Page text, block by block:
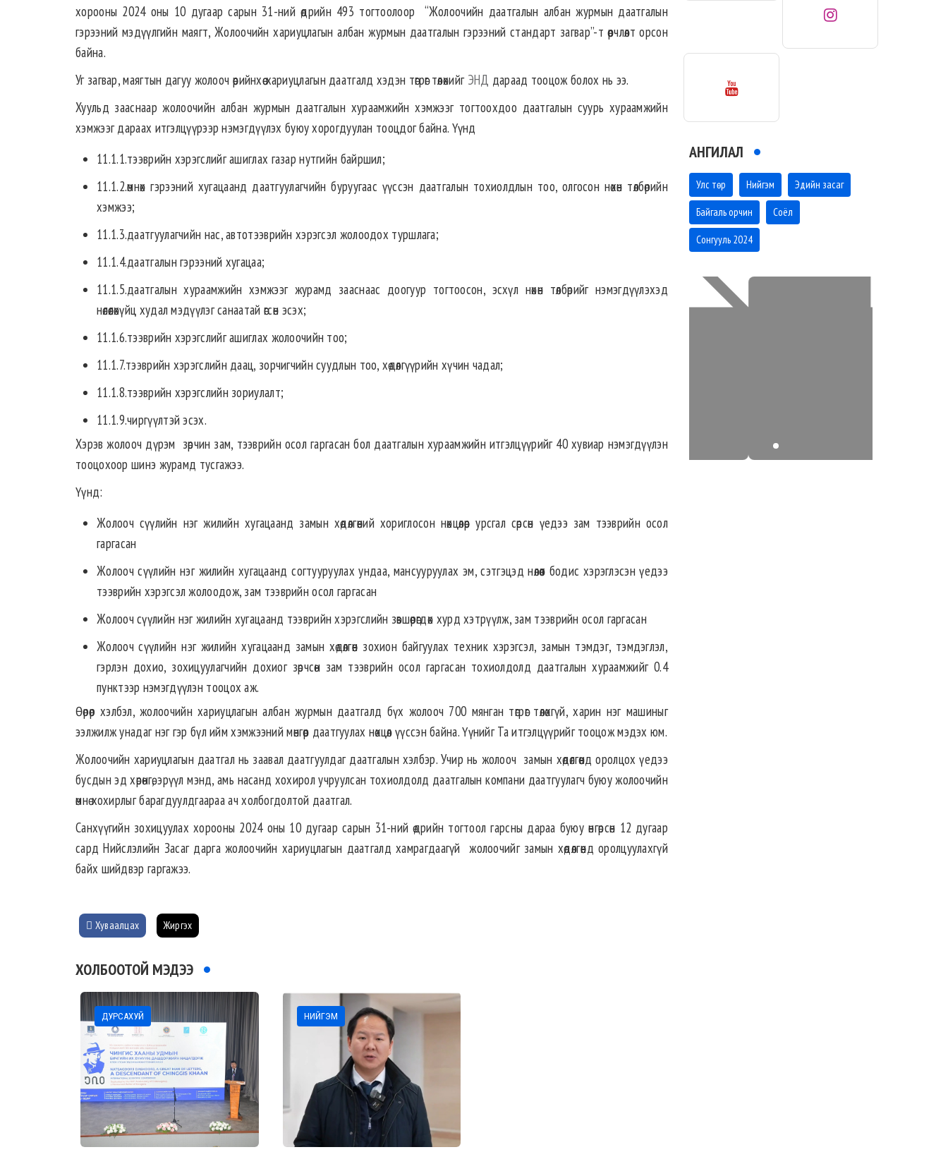
хорооны 2024 оны 10 дугаар сарын 31-ний өдрийн 493 тогтоолоор “Жолоочийн даатгалын албан журмын даатгалын
гэрээний мэдүүлгийн маягт, Жолоочийн хариуцлагын албан журмын даатгалын гэрээний стандарт загвар”-т өөрчлөлт орсон
байна.
Уг загвар, маягтын дагуу жолооч өөрийнхөө хариуцлагын даатгалд хэдэн төгрөг төлөхийг ЭНД дараад тооцож болох нь ээ.
Хуульд зааснаар жолоочийн албан журмын даатгалын хураамжийн хэмжээг тогтоохдоо даатгалын суурь хураамжийн
хэмжээг дараах итгэлцүүрээр нэмэгдүүлэх буюу хорогдуулан тооцдог байна. Үүнд
11.1.1.тээврийн хэрэгслийг ашиглах газар нутгийн байршил;
11.1.2.өмнөх гэрээний хугацаанд даатгуулагчийн буруугаас үүссэн даатгалын тохиолдлын тоо, олгосон нөхөн төлбөрийн
хэмжээ;
11.1.3.даатгуулагчийн нас, автотээврийн хэрэгсэл жолоодох туршлага;
11.1.4.даатгалын гэрээний хугацаа;
11.1.5.даатгалын хураамжийн хэ‎мжээг журамд зааснаас доогуур тогтоосон, эсхүл нөхөн төлбөрийг н‎э‎‎мэгдүүлэхэд
нөлөөлөхүйц худал мэдүүлэг санаатай өгсөн эсэх;
11.1.6.тээврийн хэрэгслийг ашиглах жолоочийн тоо;
11.1.7.тээврийн хэрэгслийн даац, зорчигчийн суудлын тоо, хөдөлгүүрийн хүчин чадал;
11.1.8.тээврийн хэрэгслийн зориулалт;
11.1.9.чиргүүлтэй эсэх.
Хэрэв жолооч дүрэм зөрчин зам, тээврийн осол гаргасан бол даатгалын хураамжийн итгэлцүүрийг 40 хувиар нэмэгдүүлэн
тооцохоор шинэ журамд тусгажээ.
Үүнд:
Жолооч сүүлийн нэг жилийн хугацаанд замын хөдөлгөөний хориглосон нөхцөлөөр урсгал сөрсөн үедээ зам тээврийн осол
гаргасан
Жолооч сүүлийн нэг жилийн хугацаанд согтууруулах ундаа, мансууруулах эм, сэтгэцэд нөлөөт бодис хэрэглэсэн үедээ
тээврийн хэрэгсэл жолоодож, зам тээврийн осол гаргасан
Жолооч сүүлийн нэг жилийн хугацаанд тээврийн хэрэгслийн зөвшөөрөгдөх хурд хэтрүүлж, зам тээврийн осол гаргасан
Жолооч сүүлийн нэг жилийн хугацаанд замын хөдөлгөөн зохион байгуулах техник хэрэгсэл, замын тэмдэг, тэмдэглэл,
гэрлэн дохио, зохицуулагчийн дохиог зөрчсөн зам тээврийн осол гаргасан тохиолдолд даатгалын хураамжийг 0.4
пунктээр нэмэгдүүлэн тооцох аж.
Өөрөөр хэлбэл, жолоочийн хариуцлагын албан журмын даатгалд бүх жолооч 700 мянган төгрөг төлөхгүй, харин нэг машиныг
ээлжилж унадаг нэг гэр бүл ийм хэмжээний мөнгөөр даатгуулах нөхцөл үүссэн байна. Үүнийг Та итгэлцүүрийг тооцож мэдэх юм.
Жолоочийн хариуцлагын даатгал нь заавал даатгуулдаг даатгалын хэлбэр. Учир нь жолооч замын хөдөлгөөнд оролцох үедээ
бусдын эд хөрөнгө, эрүүл мэнд, амь насанд хохирол учруулсан тохиолдолд даатгалын компани даатгуулагч буюу жолоочийн
өмнө хохирлыг барагдуулдгаараа ач холбогдолтой даатгал.
Санхүүгийн зохицуулах хорооны 2024 оны 10 дугаар сарын 31-ний өдрийн тогтоол гарсны дараа буюу өнгөрсөн 12 дугаар
сард Нийслэлийн Засаг дарга жолоочийн хариуцлагын даатгалд хамрагдаагүй жолоочийг замын хөдөлгөөнд оролцуулахгүй
байх шийдвэр гаргажээ.
Хуваалцах Жиргэх
ХОЛБООТОЙ МЭДЭЭ
ДУРСАХУЙ НИЙГЭМ
АНГИЛАЛ
Улс төр Нийгэм Эдийн засаг
Байгаль орчин Соёл
Сонгууль 2024